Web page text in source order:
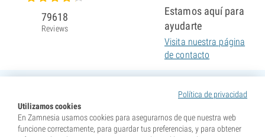
Política de privacidad
Utilizamos cookies
En Zamnesia usamos cookies para asegurarnos de que nuestra web
funcione correctamente, para guardar tus preferencias, y para obtener
79618
Reviews
Estamos aquí para
ayudarte
Visita nuestra página
de contacto